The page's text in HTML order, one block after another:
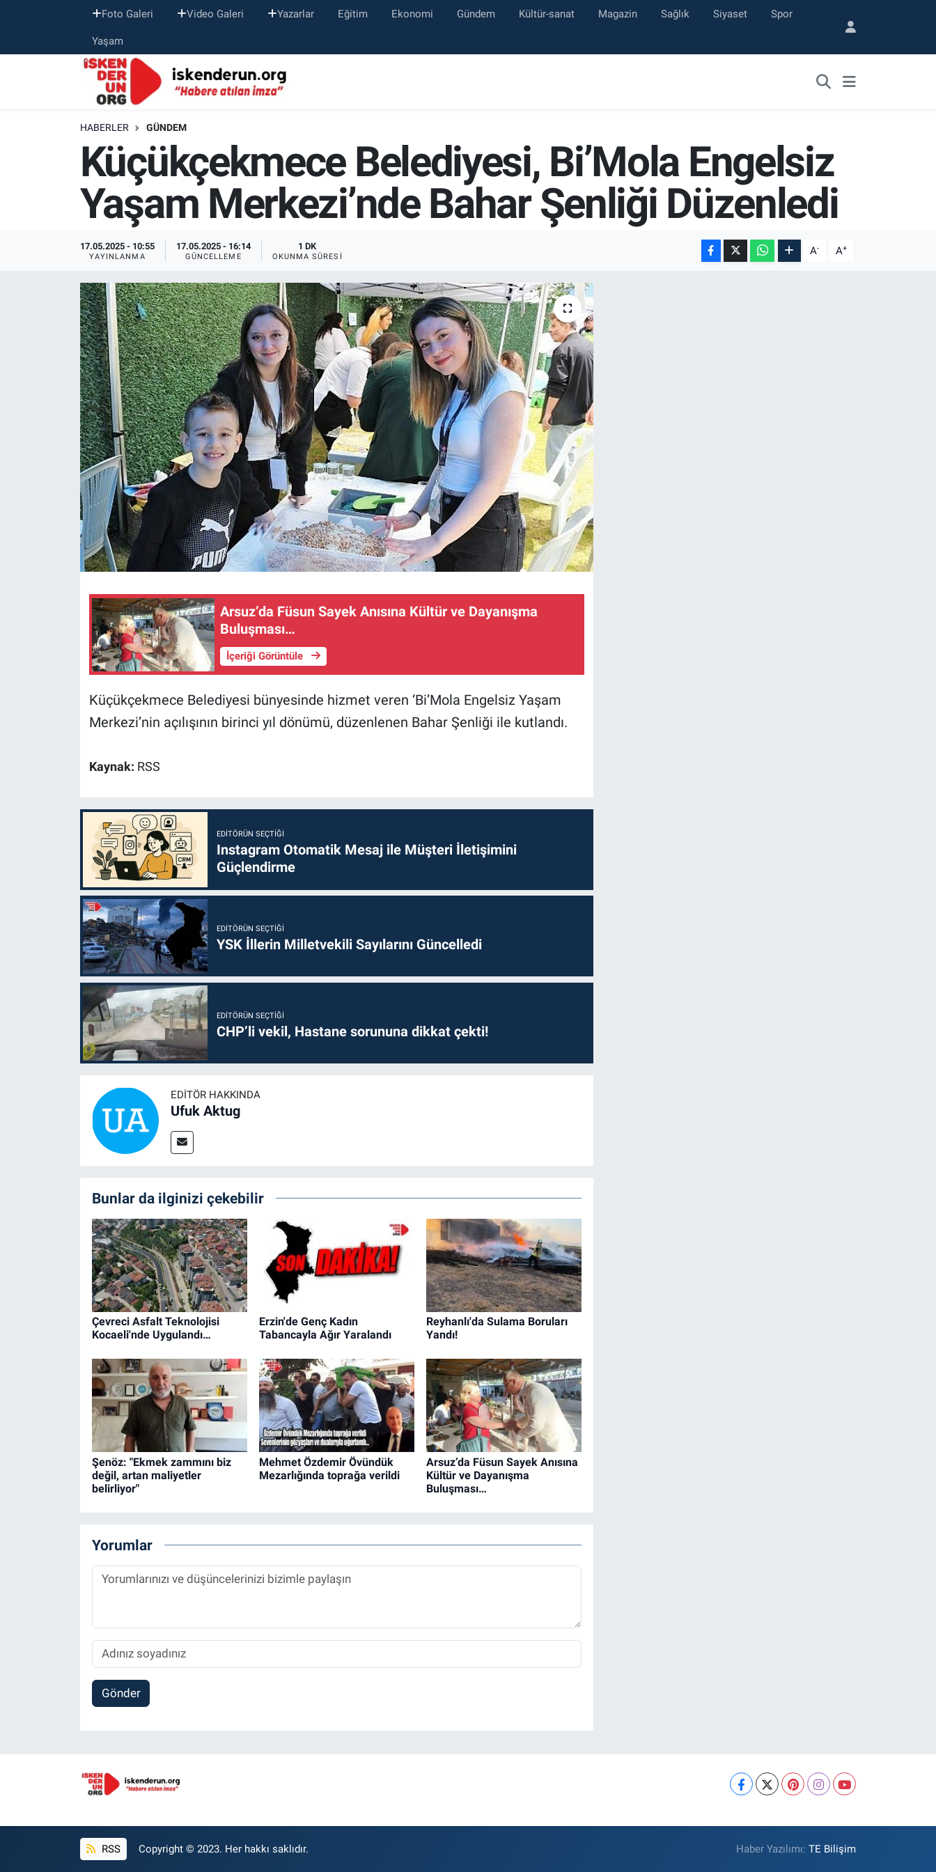
Foto Galeri Video Galeri Yazarlar Eğitim Ekonomi Gündem Kültür-sanat Magazin Sağlık Siyaset Spor
Yaşam
HABERLER GÜNDEM
Küçükçekmece Belediyesi, Bi’Mola Engelsiz
Yaşam Merkezi’nde Bahar Şenliği Düzenledi
17.05.2025 - 10:55
YAYINLANMA
17.05.2025 - 16:14
GÜNCELLEME
1 DK
OKUNMA SÜRESI A- A+
Arsuz’da Füsun Sayek Anısına Kültür ve Dayanışma
Buluşması…
İçeriği Görüntüle
Küçükçekmece Belediyesi bünyesinde hizmet veren ‘Bi’Mola Engelsiz Yaşam
Merkezi’nin açılışının birinci yıl dönümü, düzenlenen Bahar Şenliği ile kutlandı.
Kaynak: RSS
EDITÖRÜN SEÇTIĞI
Instagram Otomatik Mesaj ile Müşteri İletişimini
Güçlendirme
EDITÖRÜN SEÇTIĞI
YSK İllerin Milletvekili Sayılarını Güncelledi
EDITÖRÜN SEÇTIĞI
CHP’li vekil, Hastane sorununa dikkat çekti!
EDITÖR HAKKINDA
Ufuk Aktug
Bunlar da ilginizi çekebilir
Çevreci Asfalt Teknolojisi
Kocaeli'nde Uygulandı…
Erzin'de Genç Kadın
Tabancayla Ağır Yaralandı
Reyhanlı'da Sulama Boruları
Yandı!
Şenöz: "Ekmek zammını biz
değil, artan maliyetler
belirliyor"
Mehmet Özdemir Övündük
Mezarlığında toprağa verildi
Arsuz’da Füsun Sayek Anısına
Kültür ve Dayanışma
Buluşması…
Yorumlar
Gönder
RSS Copyright © 2023. Her hakkı saklıdır. Haber Yazılımı:TE Bilişim